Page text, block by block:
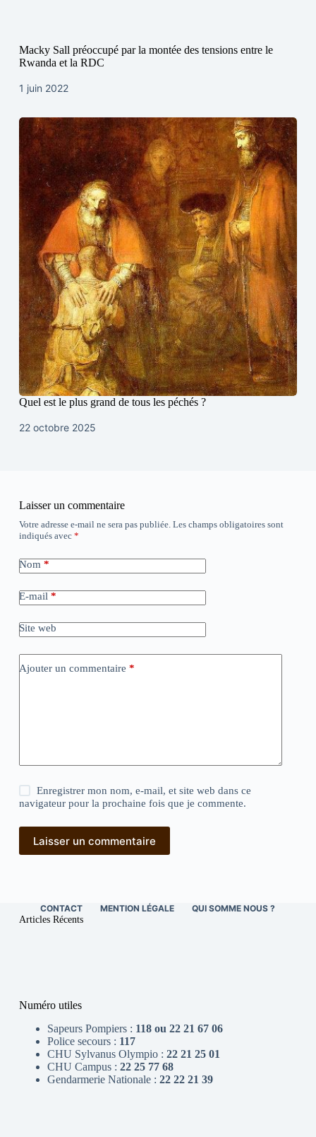
Macky Sall préoccupé par la montée des tensions entre le
Rwanda et la RDC
1 juin 2022
Quel est le plus grand de tous les péchés ?
22 octobre 2025
Laisser un commentaire
Votre adresse e-mail ne sera pas publiée. Les champs obligatoires sont
indiqués avec *
Nom *
E-mail *
Site web
Ajouter un commentaire *
Enregistrer mon nom, e-mail, et site web dans ce
navigateur pour la prochaine fois que je commente.
Laisser un commentaire
CONTACT MENTION LÉGALE QUI SOMME NOUS ?
Articles Récents
Numéro utiles
Sapeurs Pompiers : 118 ou 22 21 67 06
Police secours : 117
CHU Sylvanus Olympio : 22 21 25 01
CHU Campus : 22 25 77 68
Gendarmerie Nationale : 22 22 21 39